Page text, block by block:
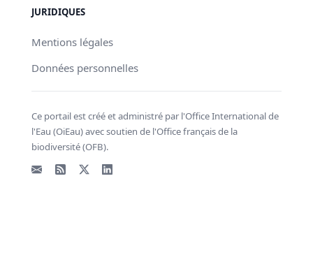
JURIDIQUES
Mentions légales
Données personnelles
Ce portail est créé et administré par l'Office International de
l'Eau (OiEau) avec soutien de l'Office français de la
biodiversité (OFB).